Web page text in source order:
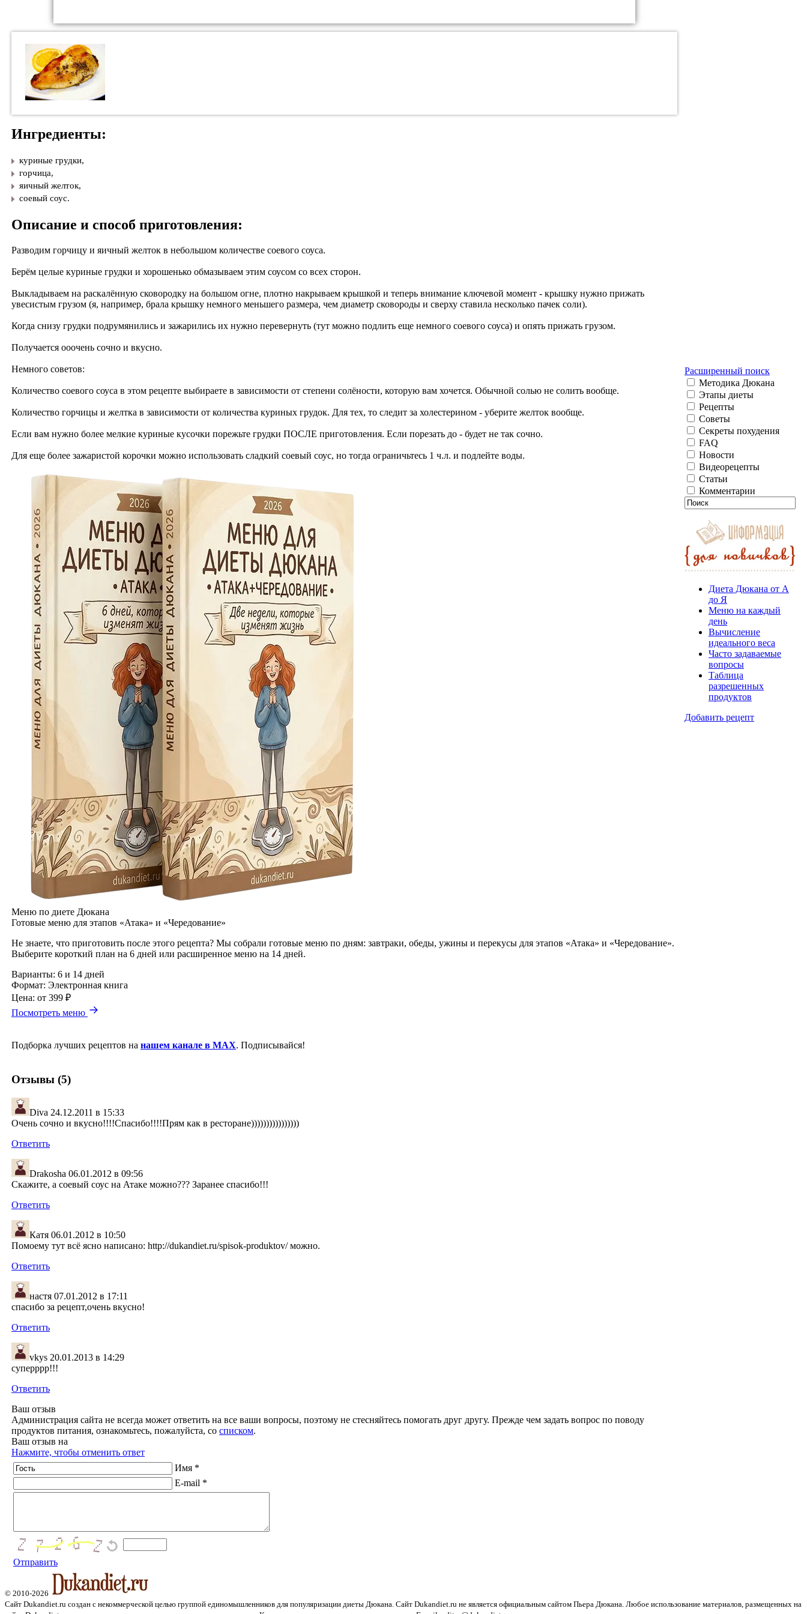
Ингредиенты:
куриные грудки,
горчица,
яичный желток,
соевый соус.
Описание и способ приготовления:
Разводим горчицу и яичный желток в небольшом количестве соевого соуса.
Берём целые куриные грудки и хорошенько обмазываем этим соусом со всех сторон.
Выкладываем на раскалённую сковородку на большом огне, плотно накрываем крышкой и теперь внимание ключевой момент - крышку нужно прижать
увесистым грузом (я, например, брала крышку немного меньшего размера, чем диаметр сковороды и сверху ставила несколько пачек соли).
Когда снизу грудки подрумянились и зажарились их нужно перевернуть (тут можно подлить еще немного соевого соуса) и опять прижать грузом.
Получается ооочень сочно и вкусно.
Немного советов:
Количество соевого соуса в этом рецепте выбираете в зависимости от степени солёности, которую вам хочется. Обычной солью не солить вообще.
Количество горчицы и желтка в зависимости от количества куриных грудок. Для тех, то следит за холестерином - уберите желток вообще.
Если вам нужно более мелкие куриные кусочки порежьте грудки ПОСЛЕ приготовления. Если порезать до - будет не так сочно.
Для еще более зажаристой корочки можно использовать сладкий соевый соус, но тогда ограничьтесь 1 ч.л. и подлейте воды.
Меню по диете Дюкана
Готовые меню для этапов «Атака» и «Чередование»
Не знаете, что приготовить после этого рецепта? Мы собрали готовые меню по дням: завтраки, обеды, ужины и перекусы для этапов «Атака» и «Чередование».
Выберите короткий план на 6 дней или расширенное меню на 14 дней.
Варианты: 6 и 14 дней
Формат: Электронная книга
Цена: от 399 ₽
Посмотреть меню
Подборка лучших рецептов на нашем канале в MAX. Подписывайся!
Отзывы (5)
Diva 24.12.2011 в 15:33
Очень сочно и вкусно!!!!Спасибо!!!!Прям как в ресторане))))))))))))))))
Ответить
Drakosha 06.01.2012 в 09:56
Скажите, а соевый соус на Атаке можно??? Заранее спасибо!!!
Ответить
Катя 06.01.2012 в 10:50
Помоему тут всё ясно написано: http://dukandiet.ru/spisok-produktov/ можно.
Ответить
настя 07.01.2012 в 17:11
спасибо за рецепт,очень вкусно!
Ответить
vkys 20.01.2013 в 14:29
суперррр!!!
Ответить
Ваш отзыв
Администрация сайта не всегда может ответить на все ваши вопросы, поэтому не стесняйтесь помогать друг другу. Прежде чем задать вопрос по поводу
продуктов питания, ознакомьтесь, пожалуйста, со списком.
Ваш отзыв на
Нажмите, чтобы отменить ответ
Имя *
E-mail *
Отправить
Расширенный поиск
Методика Дюкана
Этапы диеты
Рецепты
Советы
Секреты похудения
FAQ
Новости
Видеорецепты
Статьи
Комментарии
Диета Дюкана от А
до Я
Меню на каждый
день
Вычисление
идеального веса
Часто задаваемые
вопросы
Таблица
разрешенных
продуктов
Добавить рецепт
© 2010-2026
Сайт Dukandiet.ru создан с некоммерческой целью группой единомышленников для популяризации диеты Дюкана. Сайт Dukandiet.ru не является официальным сайтом Пьера Дюкана. Любое использование материалов, размещенных на